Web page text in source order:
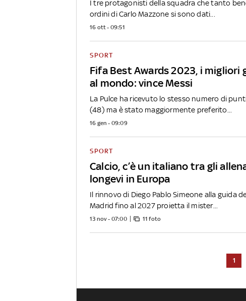
I tre protagonisti della squadra che tanto
ordini di Carlo Mazzone si sono dati...
16 ott - 09:51
Fifa Best Awards 2023, i migliori
al mondo: vince Messi
SPORT
La Pulce ha ricevuto lo stesso numero di
(48) ma è stato maggiormente preferito...
16 gen - 09:09
Calcio, c’è un italiano tra gli
longevi in Europa
SPORT
Il rinnovo di Diego Pablo Simeone alla guida
Madrid fino al 2027 proietta il mister...
13 nov - 07:00 11 foto
1